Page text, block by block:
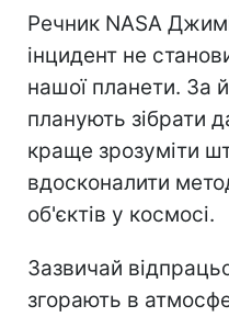
Речник NASA
інцидент не
нашої планети. За
планують зібрати
краще зрозуміти
вдосконалити
об'єктів у космосі.
Зазвичай
згорають в